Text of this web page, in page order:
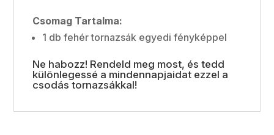
Csomag Tartalma:
1 db fehér tornazsák egyedi fényképpel
Ne habozz! Rendeld meg most, és tedd
különlegessé a mindennapjaidat ezzel a
csodás tornazsákkal!